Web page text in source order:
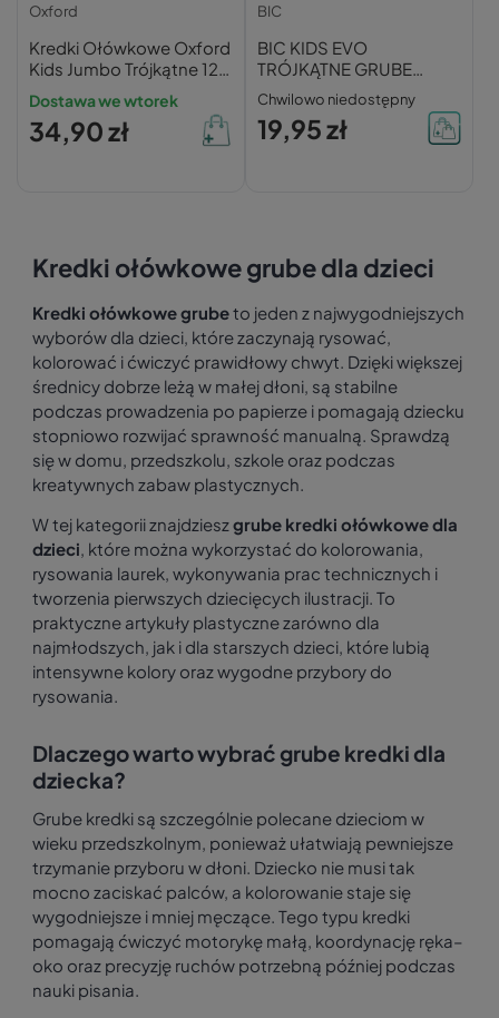
Oxford
Kredki Ołówkowe Oxford
Kids Jumbo Trójkątne 12
Kolorów
Dostawa we wtorek
34,90 zł
BIC
BIC KIDS EVO
TRÓJKĄTNE GRUBE
KREDKI OŁÓWKOWE
12KOL
Chwilowo niedostępny
19,95 zł
Kredki ołówkowe grube dla dzieci
Kredki ołówkowe grubeto jeden z najwygodniejszych
wyborów dla dzieci, które zaczynają rysować,
kolorować i ćwiczyć prawidłowy chwyt. Dzięki większej
średnicy dobrze leżą w małej dłoni, są stabilne
podczas prowadzenia po papierze i pomagają dziecku
stopniowo rozwijać sprawność manualną. Sprawdzą
się w domu, przedszkolu, szkole oraz podczas
kreatywnych zabaw plastycznych.
W tej kategorii znajdzieszgrube kredki ołówkowe dla
dzieci, które można wykorzystać do kolorowania,
rysowania laurek, wykonywania prac technicznych i
tworzenia pierwszych dziecięcych ilustracji. To
praktyczne artykuły plastyczne zarówno dla
najmłodszych, jak i dla starszych dzieci, które lubią
intensywne kolory oraz wygodne przybory do
rysowania.
Dlaczego warto wybrać grube kredki dla
dziecka?
Grube kredki są szczególnie polecane dzieciom w
wieku przedszkolnym, ponieważ ułatwiają pewniejsze
trzymanie przyboru w dłoni. Dziecko nie musi tak
mocno zaciskać palców, a kolorowanie staje się
wygodniejsze i mniej męczące. Tego typu kredki
pomagają ćwiczyć motorykę małą, koordynację ręka–
oko oraz precyzję ruchów potrzebną później podczas
nauki pisania.